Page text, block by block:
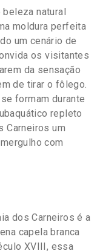
natural
moldura perfeita
um cenário de
os visitantes
da sensação
de tirar o fôlego.
formam durante
repleto
Carneiros um
com
dos Carneiros é a
capela branca
XVIII, essa